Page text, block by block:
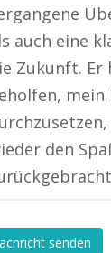
auch eine
Zukunft.
mein
den
senden